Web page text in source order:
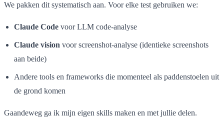
We pakken dit systematisch aan. Voor elke test gebruiken we:
Claude Code voor LLM code-analyse
Claude vision voor screenshot-analyse (identieke screenshots
aan beide)
Andere tools en frameworks die momenteel als paddenstoelen uit
de grond komen
Gaandeweg ga ik mijn eigen skills maken en met jullie delen.